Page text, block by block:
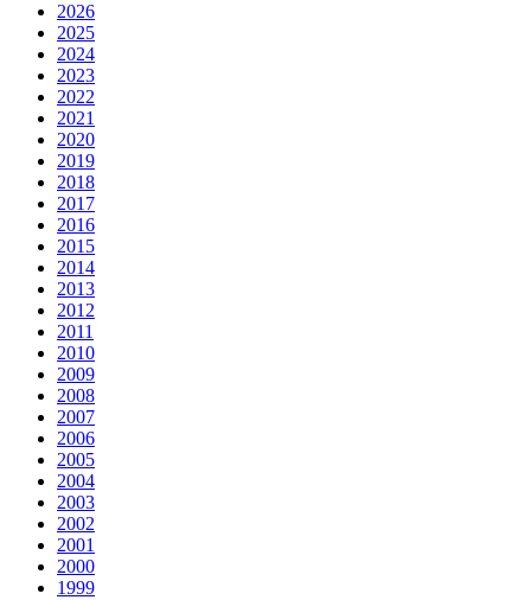
2026
2025
2024
2023
2022
2021
2020
2019
2018
2017
2016
2015
2014
2013
2012
2011
2010
2009
2008
2007
2006
2005
2004
2003
2002
2001
2000
1999